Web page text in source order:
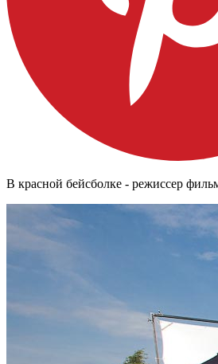
В красной бейсболке - режиссер